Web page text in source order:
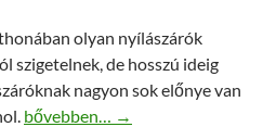
olyan nyílászárók
szigetelnek, de hosszú ideig
nagyon sok előnye van
Miért vásároljon műanyag
bővebben… →